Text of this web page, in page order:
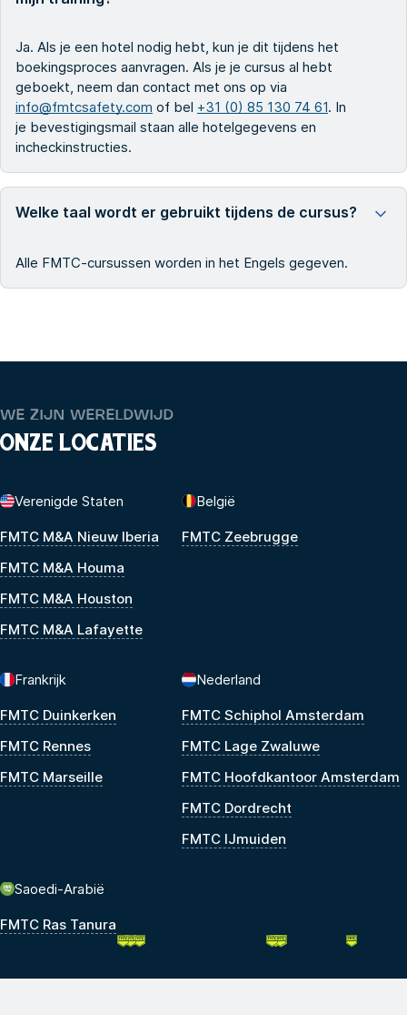
Ja. Als je een hotel nodig hebt, kun je dit tijdens het
boekingsproces aanvragen. Als je je cursus al hebt
geboekt, neem dan contact met ons op via
info@fmtcsafety.com of bel +31 (0) 85 130 74 61. In
je bevestigingsmail staan alle hotelgegevens en
incheckinstructies.
Welke taal wordt er gebruikt tijdens de cursus?
Alle FMTC-cursussen worden in het Engels gegeven.
WE ZIJN WERELDWIJD
ONZE LOCATIES
Verenigde Staten
FMTC M&A Nieuw Iberia
FMTC M&A Houma
FMTC M&A Houston
FMTC M&A Lafayette
België
FMTC Zeebrugge
Frankrijk
FMTC Duinkerken
FMTC Rennes
FMTC Marseille
Nederland
FMTC Schiphol Amsterdam
FMTC Lage Zwaluwe
FMTC Hoofdkantoor Amsterdam
FMTC Dordrecht
FMTC IJmuiden
Saoedi-Arabië
FMTC Ras Tanura